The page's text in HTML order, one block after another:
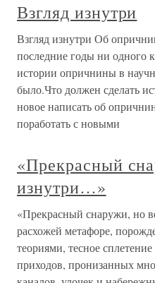
Взгляд изнутри
Взгляд изнутри Об
последние годы ни одного
истории опричнины в
было.Что должен сделать
новое написать об
поработать с новыми
«Прекрасный
изнутри…»
«Прекрасный снаружи, но
расхожей метафоре,
теориями, тесное
приходов, пронизанных